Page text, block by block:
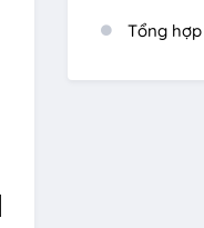
Tổng